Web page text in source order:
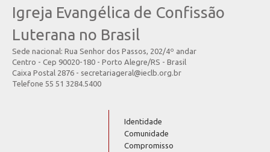
Igreja Evangélica de Confissão
Luterana no Brasil
Sede nacional: Rua Senhor dos Passos, 202/4º andar
Centro - Cep 90020-180 - Porto Alegre/RS - Brasil
Caixa Postal 2876 - secretariageral@ieclb.org.br
Telefone 55 51 3284.5400
Identidade
Comunidade
Compromisso